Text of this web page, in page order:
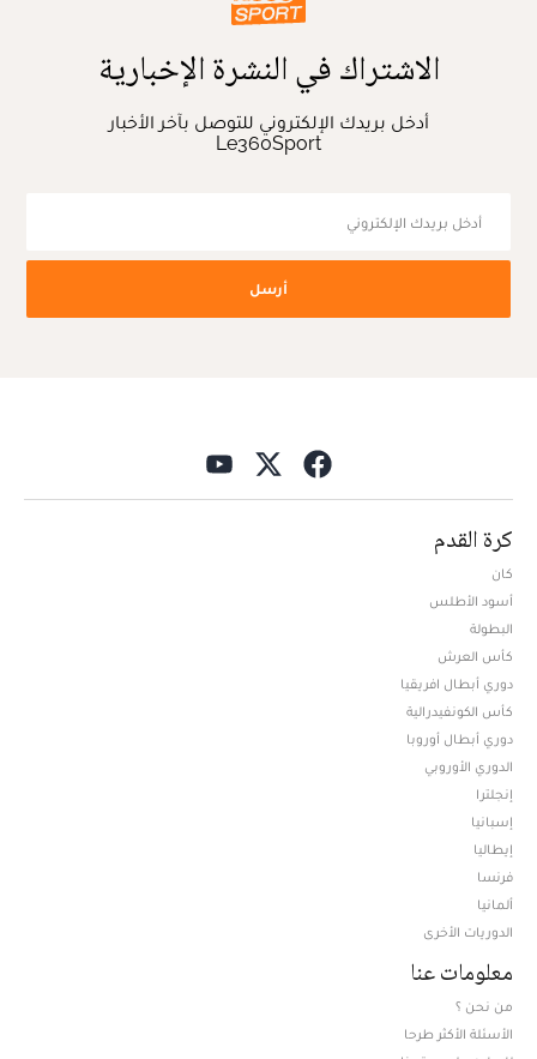
الاشتراك في النشرة الإخبارية
أدخل بريدك الإلكتروني للتوصل بآخر الأخبار
Le360Sport
أرسل
كرة القدم
كان
أسود الأطلس
البطولة
كأس العرش
دوري أبطال افريقيا
كأس الكونفيدرالية
دوري أبطال أوروبا
الدوري الأوروبي
إنجلترا
إسبانيا
إيطاليا
فرنسا
ألمانيا
الدوريات الأخرى
معلومات عنا
من نحن ؟
الأسئلة الأكثر طرحا